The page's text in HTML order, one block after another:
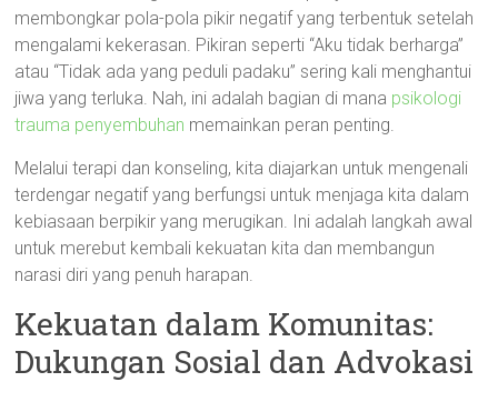
membongkar pola-pola pikir negatif yang terbentuk setelah
mengalami kekerasan. Pikiran seperti “Aku tidak berharga”
atau “Tidak ada yang peduli padaku” sering kali menghantui
jiwa yang terluka. Nah, ini adalah bagian di mana psikologi
trauma penyembuhan memainkan peran penting.
Melalui terapi dan konseling, kita diajarkan untuk mengenali
terdengar negatif yang berfungsi untuk menjaga kita dalam
kebiasaan berpikir yang merugikan. Ini adalah langkah awal
untuk merebut kembali kekuatan kita dan membangun
narasi diri yang penuh harapan.
Kekuatan dalam Komunitas:
Dukungan Sosial dan Advokasi